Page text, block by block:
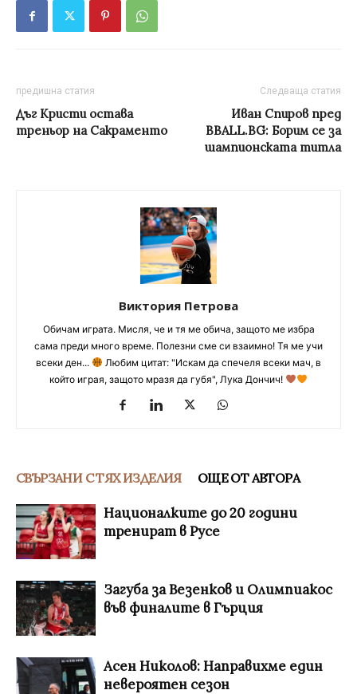
предишна статия
Дъг Кристи остава
треньор на Сакраменто
Следваща статия
Иван Спиров пред
BBALL.BG: Борим се за
шампионската титла
Виктория Петрова
Обичам играта. Мисля, че и тя ме обича, защото ме избра
сама преди много време. Полезни сме си взаимно! Тя ме учи
всеки ден...
Любим цитат: "Искам да спечеля всеки мач, в
който играя, защото мразя да губя", Лука Дончич!
СВЪРЗАНИ С ТЯХ ИЗДЕЛИЯ ОЩЕ ОТ АВТОРА
Националките до 20 години
тренират в Русе
Загуба за Везенков и Олимпиакос
във финалите в Гърция
Асен Николов: Направихме един
невероятен сезон